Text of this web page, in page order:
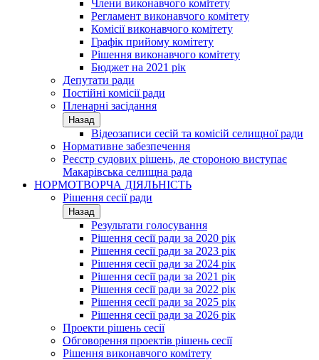
Члени виконавчого комітету
Регламент виконавчого комітету
Комісії виконавчого комітету
Графік прийому комітету
Рішення виконавчого комітету
Бюджет на 2021 рік
Депутати ради
Постійні комісії ради
Пленарні засідання
Назад
Відеозаписи сесій та комісій селищної ради
Нормативне забезпечення
Реєстр судових рішень, де стороною виступає
Макарівська селищна рада
НОРМОТВОРЧА ДІЯЛЬНІСТЬ
Рішення сесії ради
Назад
Результати голосування
Рішення сесії ради за 2020 рік
Рішення сесії ради за 2023 рік
Рішення сесії ради за 2024 рік
Рішення сесії ради за 2021 рік
Рішення сесії ради за 2022 рік
Рішення сесії ради за 2025 рік
Рішення сесії ради за 2026 рік
Проекти рішень сесії
Обговорення проектів рішень сесії
Рішення виконавчого комітету